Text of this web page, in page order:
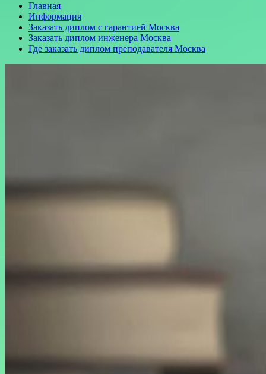
Главная
Информация
Заказать диплом с гарантией Москва
Заказать диплом инженера Москва
Где заказать диплом преподавателя Москва